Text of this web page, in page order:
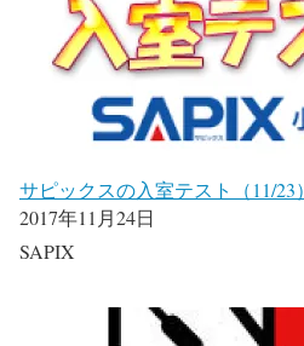
サピックスの入室テスト（11/23）
2017年11月24日
SAPIX